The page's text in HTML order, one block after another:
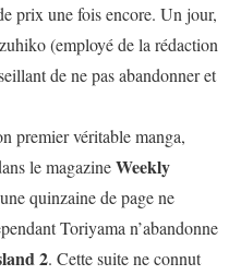
prix une fois encore. Un jour,
(employé de la rédaction
de ne pas abandonner et
premier véritable manga,
le magazineWeekly
quinzaine de page ne
Toriyama n’abandonne
2. Cette suite ne connut